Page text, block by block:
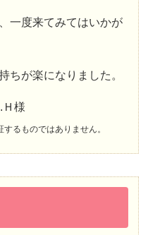
一度来てみてはいかが
ちが楽になりました。
様
るものではありません。